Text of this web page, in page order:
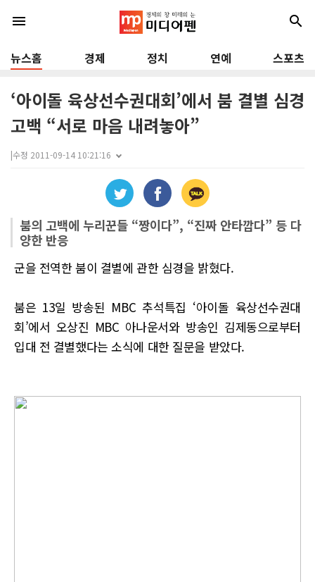
menu search
뉴스홈 경제 정치 연예 스포츠
‘아이돌 육상선수권대회’에서 붐 결별 심경
고백 “서로 마음 내려놓아”
|수정 2011-09-14 10:21:16
붐의 고백에 누리꾼들 “짱이다”, “진짜 안타깝다” 등 다
양한 반응
군을 전역한 붐이 결별에 관한 심경을 밝혔다.
붐은 13일 방송된 MBC 추석특집 ‘아이돌 육상선수권대
회’에서 오상진 MBC 아나운서와 방송인 김제동으로부터
입대 전 결별했다는 소식에 대한 질문을 받았다.